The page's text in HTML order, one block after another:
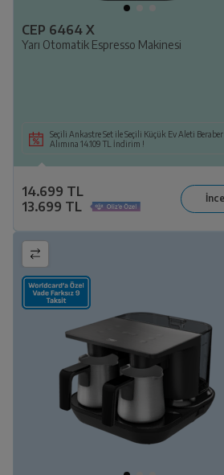
CEP 6464 X
Yarı Otomatik Espresso Makinesi
Seçili Ankastre Set ile Seçili Küçük Ev Aleti Beraber
Alımına 14.109 TL İndirim !
14.699 TL
13.699 TL